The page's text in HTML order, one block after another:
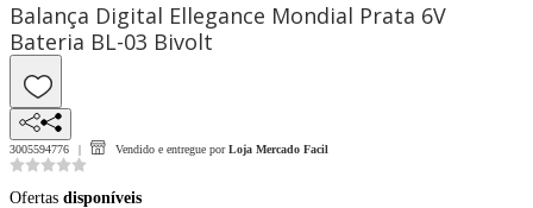
Balança Digital Ellegance Mondial Prata 6V
Bateria BL-03 Bivolt
3005594776 Vendido e entregue por Loja Mercado Facil
Ofertas disponíveis